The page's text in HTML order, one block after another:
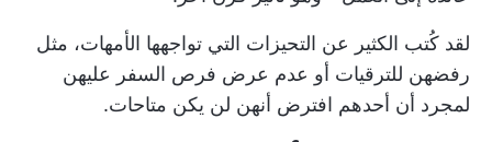
لقد كُتب الكثير عن التحيزات التي تواجهها الأمهات، مثل
رفضهن للترقيات أو عدم عرض فرص السفر عليهن
لمجرد أن أحدهم افترض أنهن لن يكن متاحات.